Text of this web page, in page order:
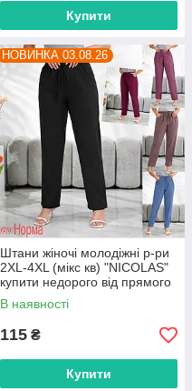
Купити
НОВИНКА 03.08.26
Штани жіночі молодіжні р-ри
2XL-4XL (мікс кв) "NICOLAS"
купити недорого від прямого
постачальника
В наявності
115 ₴
Купити